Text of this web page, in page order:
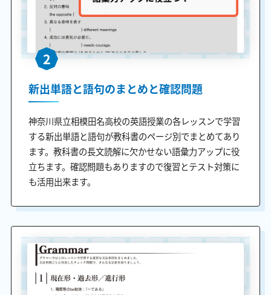
2
新出単語と語句のまとめと確認問題
神奈川県立相模田名高校の英語授業の各レッスンで学習
する新出単語と語句が教科書のページ別でまとめてあり
ます。教科書の長文読解に欠かせない語彙力アップに役
立ちます。確認問題もありますので復習とテスト対策に
も活用出来ます。